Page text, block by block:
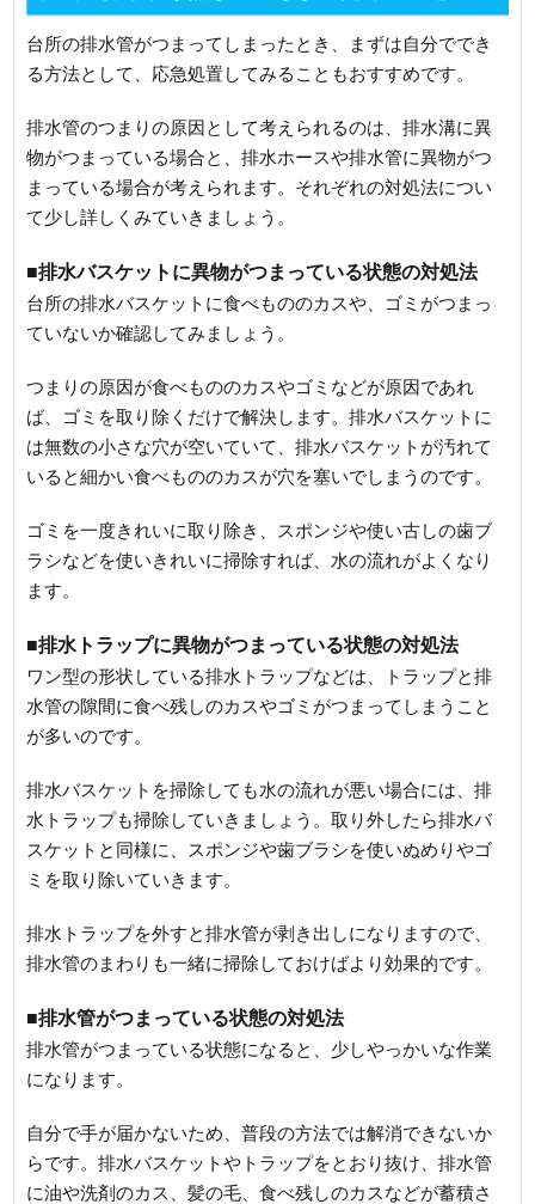
台所の排水管がつまってしまったとき、まずは自分ででき
る方法として、応急処置してみることもおすすめです。
排水管のつまりの原因として考えられるのは、排水溝に異
物がつまっている場合と、排水ホースや排水管に異物がつ
まっている場合が考えられます。それぞれの対処法につい
て少し詳しくみていきましょう。
■排水バスケットに異物がつまっている状態の対処法
台所の排水バスケットに食べもののカスや、ゴミがつまっ
ていないか確認してみましょう。
つまりの原因が食べもののカスやゴミなどが原因であれ
ば、ゴミを取り除くだけで解決します。排水バスケットに
は無数の小さな穴が空いていて、排水バスケットが汚れて
いると細かい食べもののカスが穴を塞いでしまうのです。
ゴミを一度きれいに取り除き、スポンジや使い古しの歯ブ
ラシなどを使いきれいに掃除すれば、水の流れがよくなり
ます。
■排水トラップに異物がつまっている状態の対処法
ワン型の形状している排水トラップなどは、トラップと排
水管の隙間に食べ残しのカスやゴミがつまってしまうこと
が多いのです。
排水バスケットを掃除しても水の流れが悪い場合には、排
水トラップも掃除していきましょう。取り外したら排水バ
スケットと同様に、スポンジや歯ブラシを使いぬめりやゴ
ミを取り除いていきます。
排水トラップを外すと排水管が剥き出しになりますので、
排水管のまわりも一緒に掃除しておけばより効果的です。
■排水管がつまっている状態の対処法
排水管がつまっている状態になると、少しやっかいな作業
になります。
自分で手が届かないため、普段の方法では解消できないか
らです。排水バスケットやトラップをとおり抜け、排水管
に油や洗剤のカス、髪の毛、食べ残しのカスなどが蓄積さ